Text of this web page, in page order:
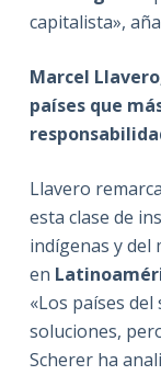
capitalista»,
Marcel
países que
Llavero
esta clase de
indígenas y del
en
«Los países
soluciones,
Scherer ha